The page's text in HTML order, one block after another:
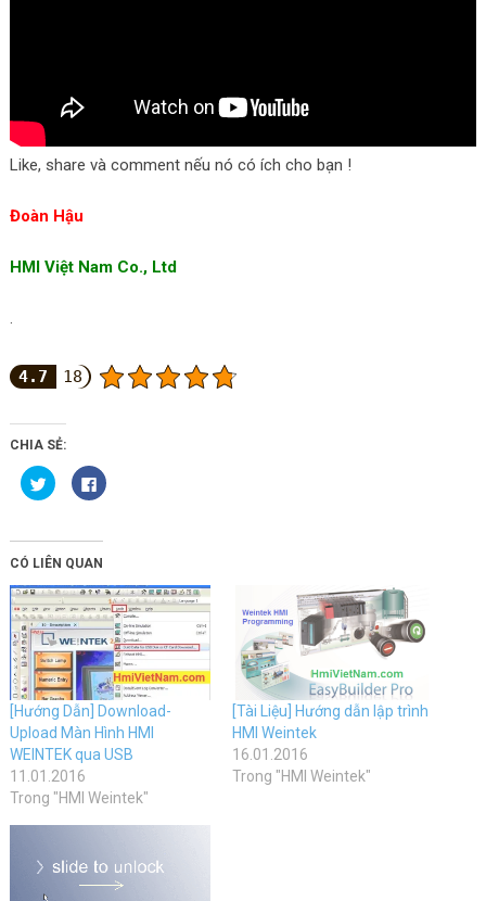
Like, share và comment nếu nó có ích cho bạn !
Đoàn Hậu
HMI Việt Nam Co., Ltd
.
4.7 18
CHIA SẺ:
Bấm
để
Twitter
(Opens
in
new
window)
Nhấn
vào
Facebook
(Opens
in
new
window)
CÓ LIÊN QUAN
[Hướng Dẫn] Download-
Upload Màn Hình HMI
WEINTEK qua USB
11.01.2016
Trong "HMI Weintek"
[Tài Liệu] Hướng dẫn lập trình
HMI Weintek
16.01.2016
Trong "HMI Weintek"